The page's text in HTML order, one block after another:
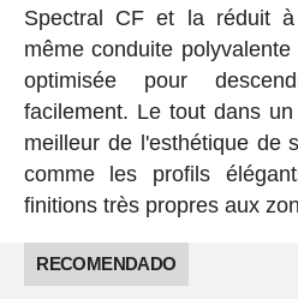
Spectral CF et la réduit
même conduite
optimisée pour
facilement. Le tout dans
meilleur de l'esthétique de
comme les profils
finitions très propres aux
RECOMENDADO